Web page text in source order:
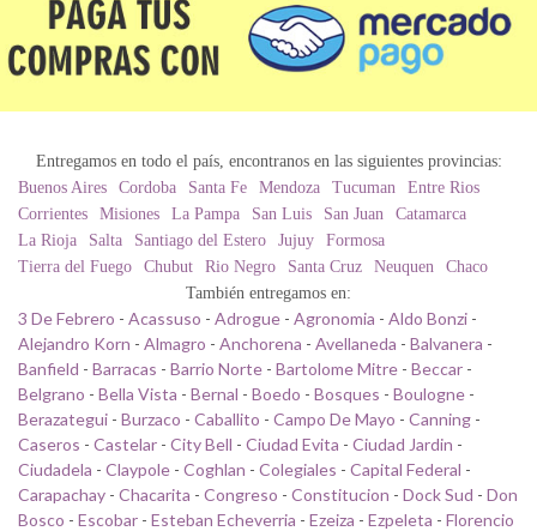
Entregamos en todo el país, encontranos en las siguientes provincias:
Buenos Aires
Cordoba Santa Fe Mendoza Tucuman
Entre Rios
Corrientes
Misiones La Pampa San Luis San Juan
Catamarca
La Rioja
Salta Santiago del Estero Jujuy
Formosa
Tierra del Fuego
Chubut Rio Negro Santa Cruz Neuquen
Chaco
También entregamos en:
3 De Febrero - Acassuso - Adrogue - Agronomia - Aldo Bonzi -
Alejandro Korn - Almagro - Anchorena - Avellaneda - Balvanera -
Banfield - Barracas - Barrio Norte - Bartolome Mitre - Beccar -
Belgrano - Bella Vista - Bernal - Boedo - Bosques - Boulogne -
Berazategui - Burzaco - Caballito - Campo De Mayo - Canning -
Caseros - Castelar - City Bell - Ciudad Evita - Ciudad Jardin -
Ciudadela - Claypole - Coghlan - Colegiales - Capital Federal -
Carapachay - Chacarita - Congreso - Constitucion - Dock Sud - Don
Bosco - Escobar - Esteban Echeverria - Ezeiza - Ezpeleta - Florencio